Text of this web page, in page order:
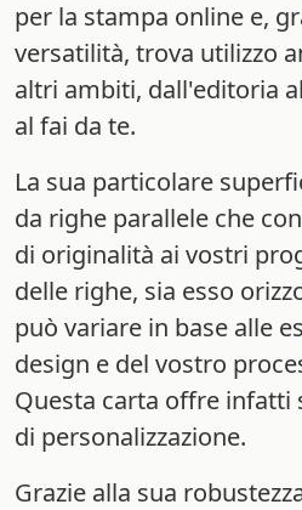
per la stampa online e,
versatilità, trova utilizzo
altri ambiti, dall'editoria
al fai da te.
La sua particolare
da righe parallele che
di originalità ai vostri
delle righe, sia esso
può variare in base alle
design e del vostro
Questa carta offre infatti
di personalizzazione.
Grazie alla sua